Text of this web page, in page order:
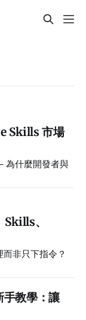
Skills 市場
為什麼開發者與
、
非只下指令？
教學：讓